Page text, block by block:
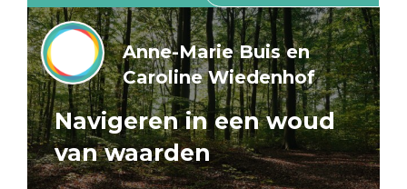
Anne-Marie Buis en
Caroline Wiedenhof
Navigeren in een woud
van waarden